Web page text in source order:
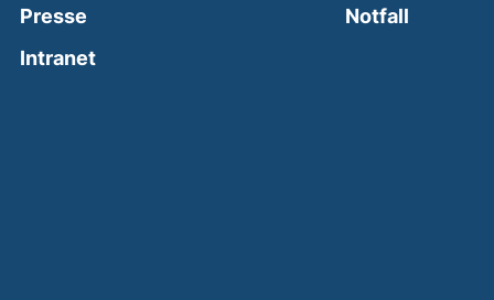
Presse
Intranet(external link, opens in a new window)
Notfall